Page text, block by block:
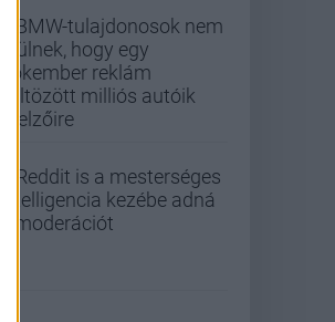
A BMW-tulajdonosok nem
örülnek, hogy egy
Pókember reklám
költözött milliós autóik
kijelzőire
A Reddit is a mesterséges
intelligencia kezébe adná
a moderációt